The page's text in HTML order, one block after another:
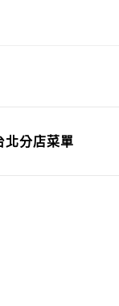
北分店菜單